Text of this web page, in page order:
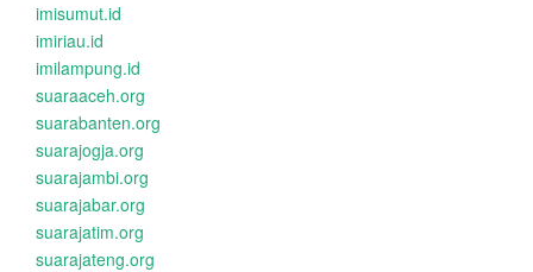
imisumut.id
imiriau.id
imilampung.id
suaraaceh.org
suarabanten.org
suarajogja.org
suarajambi.org
suarajabar.org
suarajatim.org
suarajateng.org